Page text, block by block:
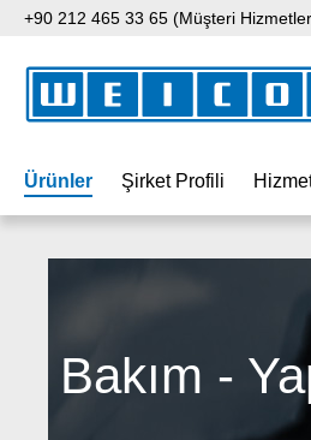
içeriğe geç
Aramaya atla
Ana navigasyona geç
+90 212 465 33 65 (Müşteri
Ürünler Şirket Profili
Bakım -